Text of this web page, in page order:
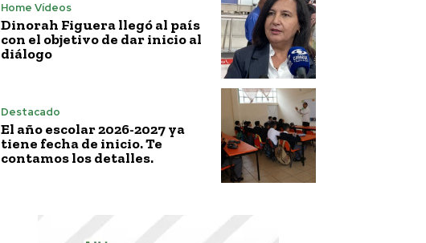
Home Vídeos
Dinorah Figuera llegó al país
con el objetivo de dar inicio al
diálogo
Destacado
El año escolar 2026-2027 ya
tiene fecha de inicio. Te
contamos los detalles.